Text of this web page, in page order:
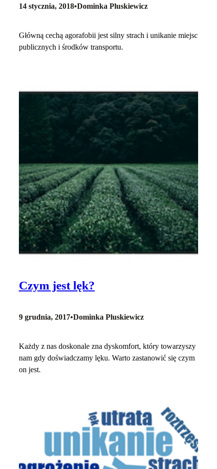
14 stycznia, 2018•Dominka Pluskiewicz
Główną cechą agorafobii jest silny strach i unikanie miejsc
publicznych i środków transportu.
Czym jest lęk?
9 grudnia, 2017•Dominka Pluskiewicz
Każdy z nas doskonale zna dyskomfort, który towarzyszy
nam gdy doświadczamy lęku. Warto zastanowić się czym
on jest.